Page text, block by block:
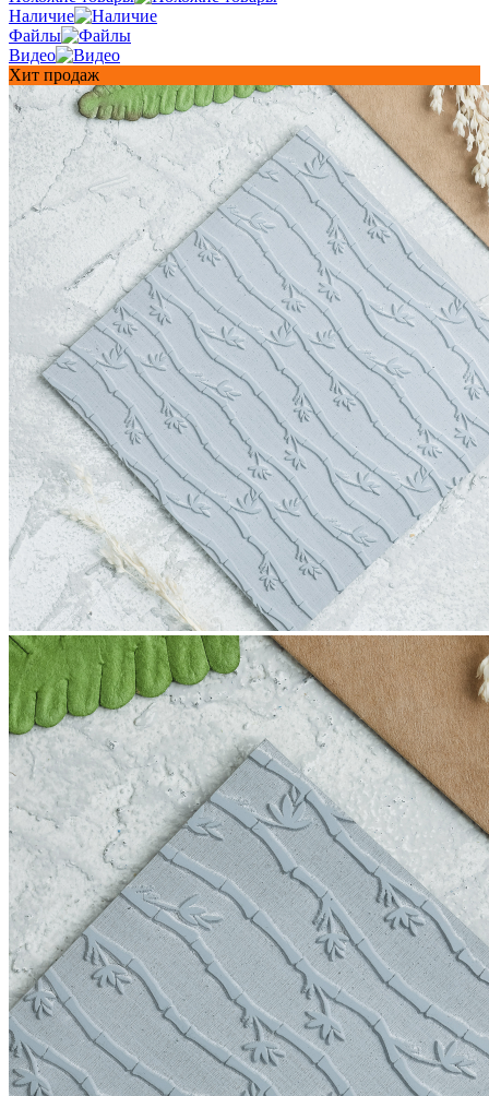
Наличие
Файлы
Видео
Хит продаж